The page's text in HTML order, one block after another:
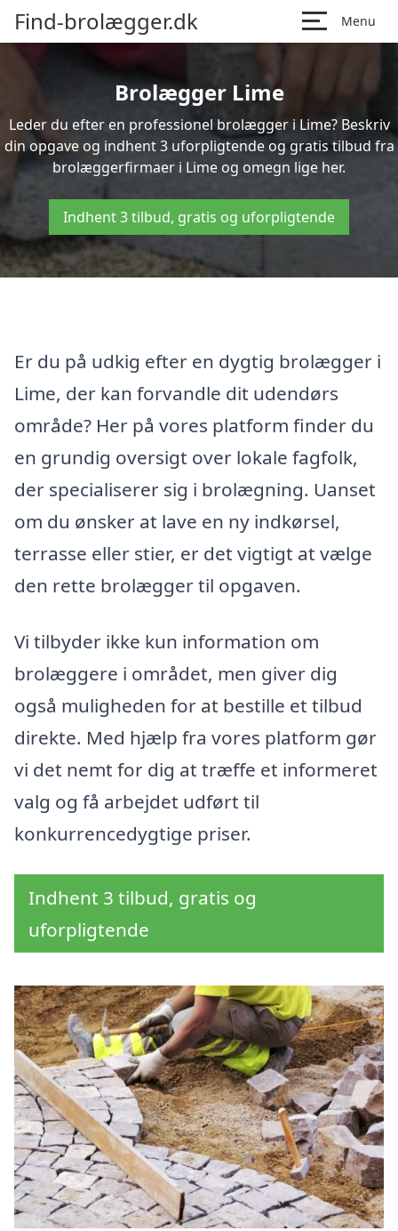
Find-brolægger.dk Menu
Brolægger Lime
Leder du efter en professionel brolægger i Lime? Beskriv
din opgave og indhent 3 uforpligtende og gratis tilbud fra
brolæggerfirmaer i Lime og omegn lige her.
Indhent 3 tilbud, gratis og uforpligtende
Er du på udkig efter en dygtig brolægger i
Lime, der kan forvandle dit udendørs
område? Her på vores platform finder du
en grundig oversigt over lokale fagfolk,
der specialiserer sig i brolægning. Uanset
om du ønsker at lave en ny indkørsel,
terrasse eller stier, er det vigtigt at vælge
den rette brolægger til opgaven.
Vi tilbyder ikke kun information om
brolæggere i området, men giver dig
også muligheden for at bestille et tilbud
direkte. Med hjælp fra vores platform gør
vi det nemt for dig at træffe et informeret
valg og få arbejdet udført til
konkurrencedygtige priser.
Indhent 3 tilbud, gratis og
uforpligtende